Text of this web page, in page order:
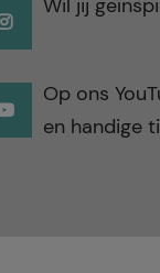
Wil jij
Op ons
en handige